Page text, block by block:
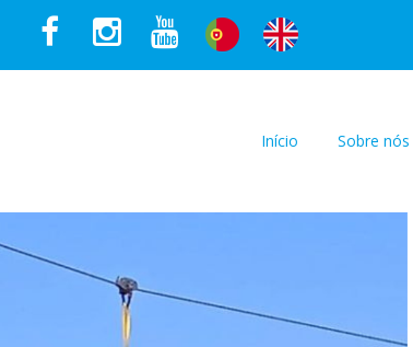
Início Sobre nós